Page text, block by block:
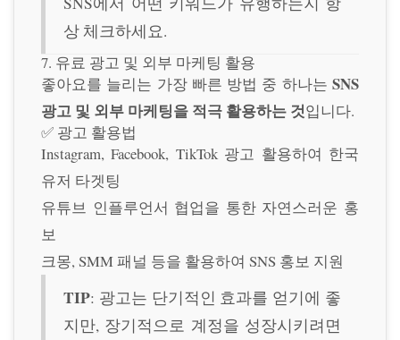
상 체크하세요.
7. 유료 광고 및 외부 마케팅 활용
좋아요를 늘리는 가장 빠른 방법 중 하나는 SNS
광고 및 외부 마케팅을 적극 활용하는 것입니다.
✅ 광고 활용법
Instagram, Facebook, TikTok 광고 활용하여 한국
유저 타겟팅
유튜브 인플루언서 협업을 통한 자연스러운 홍
보
크몽, SMM 패널 등을 활용하여 SNS 홍보 지원
TIP: 광고는 단기적인 효과를 얻기에 좋
지만, 장기적으로 계정을 성장시키려면